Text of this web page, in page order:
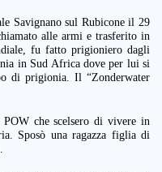
Savignano sul Rubicone il 29
alle armi e trasferito in
fu fatto prigioniero dagli
in Sud Africa dove per lui si
di prigionia. Il “Zonderwater
che scelsero di vivere in
Sposò una ragazza figlia di